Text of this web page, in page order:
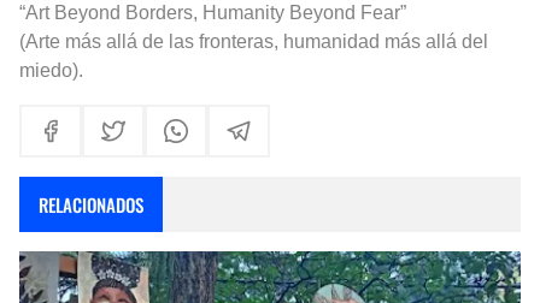
“Art Beyond Borders, Humanity Beyond Fear”
(Arte más allá de las fronteras, humanidad más allá del
miedo).
RELACIONADOS